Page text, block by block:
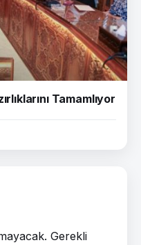
Tamamlıyor
Gerekli